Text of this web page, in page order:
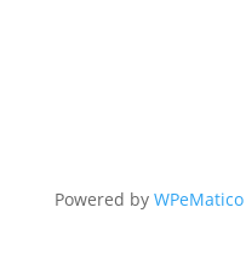
Powered by WPeMatico